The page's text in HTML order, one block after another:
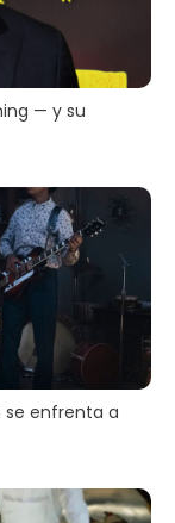
— y su
se enfrenta a